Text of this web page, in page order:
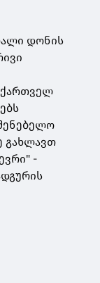
დონის
ქართველ
გახლავთ
-